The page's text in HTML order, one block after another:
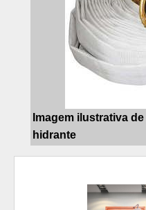
Imagem ilustrativa
hidrante